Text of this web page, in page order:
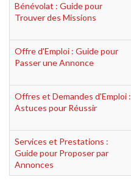
Bénévolat : Guide pour
Trouver des Missions
Offre d'Emploi : Guide pour
Passer une Annonce
Offres et Demandes d'Emploi :
Astuces pour Réussir
Services et Prestations :
Guide pour Proposer par
Annonces